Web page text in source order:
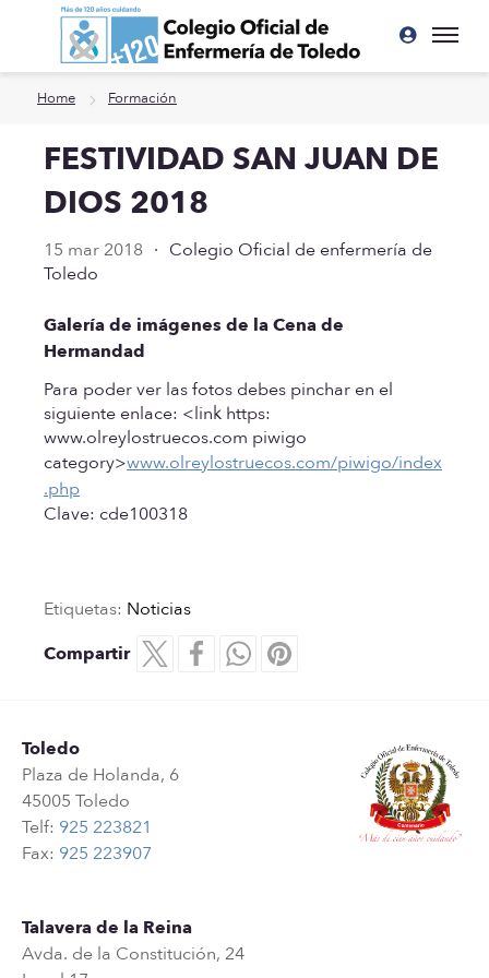
Ir a contenido principal
Home Formación
FESTIVIDAD SAN JUAN DE
DIOS 2018
15 mar 2018 · Colegio Oficial de enfermería de
Toledo
Galería de imágenes de la Cena de
Hermandad
Para poder ver las fotos debes pinchar en el
siguiente enlace: <link https:
www.olreylostruecos.com piwigo
category>www.olreylostruecos.com/piwigo/index
.php
Clave: cde100318
Etiquetas: Noticias
Compartir
Toledo
Plaza de Holanda, 6
45005 Toledo
Telf: 925 223821
Fax: 925 223907
Talavera de la Reina
Avda. de la Constitución, 24